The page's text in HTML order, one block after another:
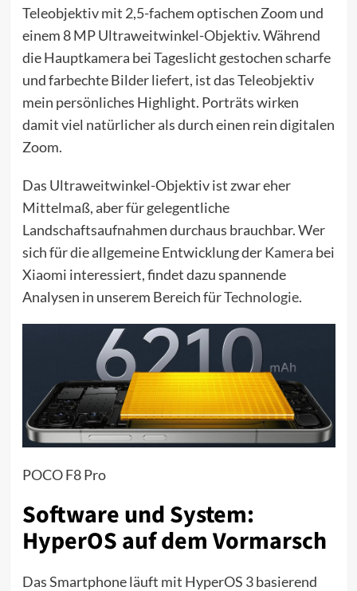
Teleobjektiv mit 2,5-fachem optischen Zoom und
einem 8 MP Ultraweitwinkel-Objektiv. Während
die Hauptkamera bei Tageslicht gestochen scharfe
und farbechte Bilder liefert, ist das Teleobjektiv
mein persönliches Highlight. Porträts wirken
damit viel natürlicher als durch einen rein digitalen
Zoom.
Das Ultraweitwinkel-Objektiv ist zwar eher
Mittelmaß, aber für gelegentliche
Landschaftsaufnahmen durchaus brauchbar. Wer
sich für die allgemeine Entwicklung derKamera bei
Xiaomi interessiert, findet dazu spannende
Analysen in unserem Bereich fürTechnologie.
POCO F8 Pro
Software und System:
HyperOS auf dem Vormarsch
Das Smartphone läuft mit HyperOS 3 basierend